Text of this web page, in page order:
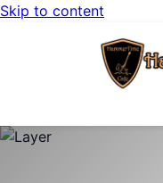
Skip to content